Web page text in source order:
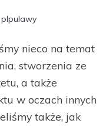
plpulawy
nieco na temat
stworzenia ze
a także
w oczach innych
także, jak